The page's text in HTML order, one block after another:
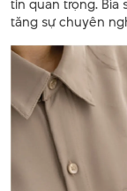
tin quan trọng.
tăng sự chuyên